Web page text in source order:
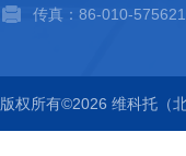
传真：86-010-
版权所有©2026 维科托（